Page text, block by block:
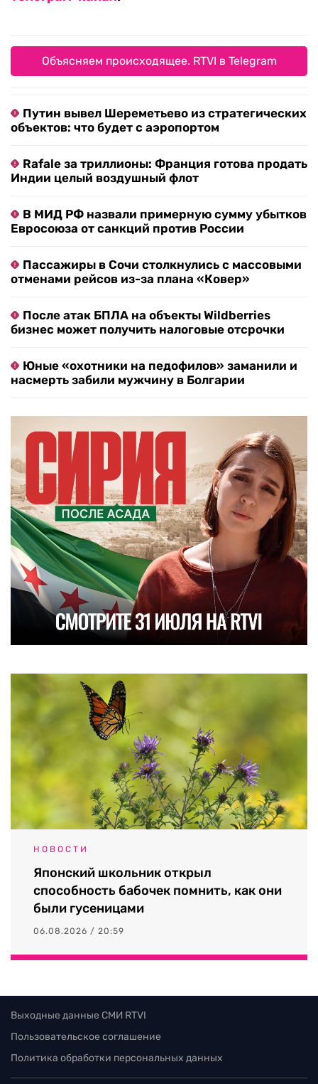
Объясняем происходящее. RTVI в Telegram
Путин вывел Шереметьево из стратегических
объектов: что будет с аэропортом
Rafale за триллионы: Франция готова продать
Индии целый воздушный флот
В МИД РФ назвали примерную сумму убытков
Евросоюза от санкций против России
Пассажиры в Сочи столкнулись с массовыми
отменами рейсов из-за плана «Ковер»
После атак БПЛА на объекты Wildberries
бизнес может получить налоговые отсрочки
Юные «охотники на педофилов» заманили и
насмерть забили мужчину в Болгарии
НОВОСТИ
Японский школьник открыл
способность бабочек помнить, как они
были гусеницами
06.08.2026 / 20:59
Выходные данные СМИ RTVI
Пользовательское соглашение
Политика обработки персональных данных